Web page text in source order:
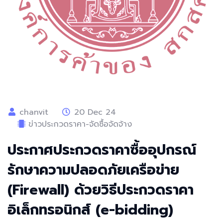
chanvit
20 Dec 24
ข่าวประกวดราคา-จัดซื้อจัดจ้าง
ประกาศประกวดราคาซื้ออุปกรณ์
รักษาความปลอดภัยเครือข่าย
(Firewall) ด้วยวิธีประกวดราคา
อิเล็กทรอนิกส์ (e-bidding)